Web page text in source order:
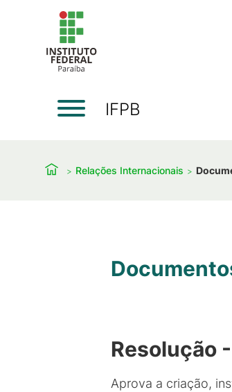
IFPB
Relações Internacionais
Resolução
Aprova a criação,